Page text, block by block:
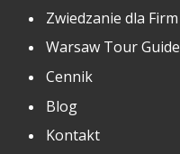
Zwiedzanie dla Firm
Warsaw Tour Guide
Cennik
Blog
Kontakt